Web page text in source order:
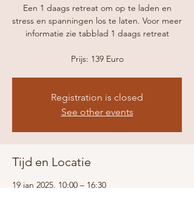
Een 1 daags retreat om op te laden en
stress en spanningen los te laten. Voor meer
informatie zie tabblad 1 daags retreat
Prijs: 139 Euro
Registration is closed
See other events
Tijd en Locatie
19 jan 2025, 10:00 – 16:30